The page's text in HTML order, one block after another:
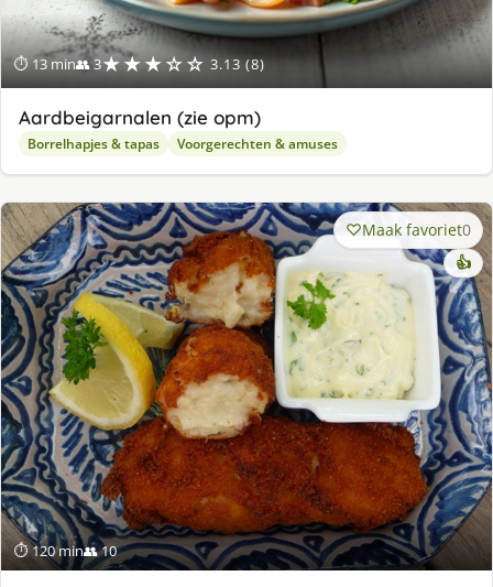
⏱ 13 min👥 3★★★☆☆ 3.13 (8)
Aardbeigarnalen (zie opm)
Borrelhapjes & tapas Voorgerechten & amuses
⏱ 120 min👥 10
Maak favoriet0
👍